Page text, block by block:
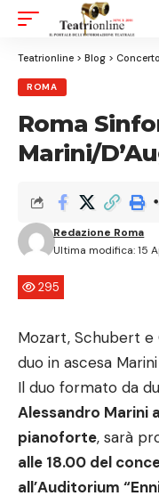
Teatrionline > Blog > Concerto
ROMA
Roma
Marini/
Ultima modifica: 15
Redazione Roma
295
Mozart, Schubert
duo in ascesa
Il duo formato da
Alessandro Marini
pianoforte, sarà
alle 18.00 del
all’Auditorium